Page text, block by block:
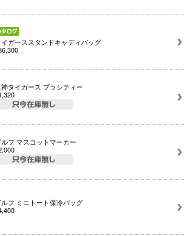
イガーススタンドキャディバッグ
タイガース ブラシティー
ルフ マスコットマーカー
ルフ ミニトート保冷バッグ